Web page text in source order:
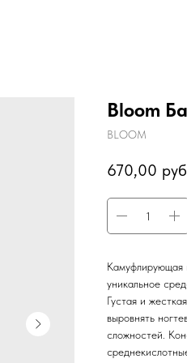
Bloom
BLOOM
670,00
Камуфлирующая
уникальное
Густая и
выровнять
сложностей.